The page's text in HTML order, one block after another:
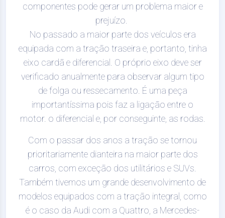
componentes pode gerar um problema maior e
prejuízo.
No passado a maior parte dos veículos era
equipada com a tração traseira e, portanto, tinha
eixo cardã e diferencial. O próprio eixo deve ser
verificado anualmente para observar algum tipo
de folga ou ressecamento. É uma peça
importantíssima pois faz a ligação entre o
motor. o diferencial e, por conseguinte, as rodas.
Com o passar dos anos a tração se tornou
prioritariamente dianteira na maior parte dos
carros, com exceção dos utilitários e SUVs.
Também tivemos um grande desenvolvimento de
modelos equipados com a tração integral, como
é o caso da Audi com a Quattro, a Mercedes-